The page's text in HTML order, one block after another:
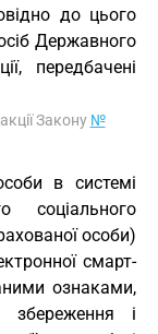
до цього
Державного
передбачені
Закону №
в системі
соціального
особи)
смарт-
ознаками,
збереження і